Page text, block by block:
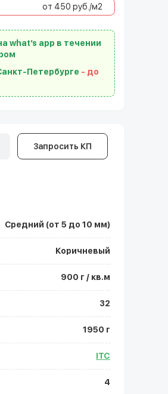
от 450 руб./м2
what’s app в течении
Петербурге - до
Запросить КП
Средний (от 5 до 10 мм)
Коричневый
900 г / кв.м
32
1950 г
ITC
4